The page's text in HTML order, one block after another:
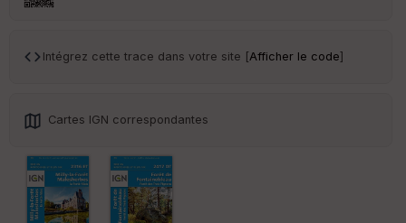
Intégrez cette trace dans votre site [Afficher le code]
Cartes IGN correspondantes